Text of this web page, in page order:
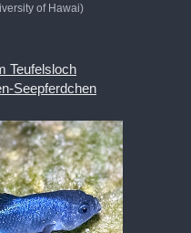
of Hawai)
Teufelsloch
Seepferdchen